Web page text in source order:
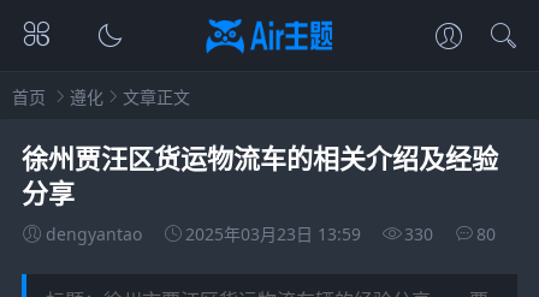
首页 遵化 文章正文
徐州贾汪区货运物流车的相关介绍及经验
分享
dengyantao 2025年03月23日 13:59 330 80